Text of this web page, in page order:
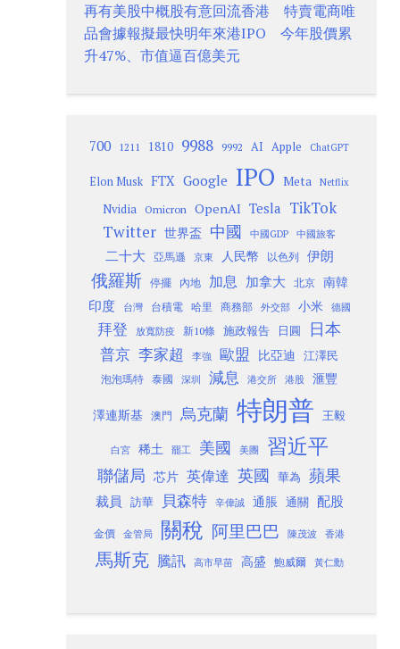
再有美股中概股有意回流香港 特賣電商唯
品會據報擬最快明年來港IPO 今年股價累
升47%、市值逼百億美元
700 1211 1810 9988 9992 AI Apple ChatGPT
Elon Musk FTX Google IPO Meta Netflix
Nvidia Omicron OpenAI Tesla TikTok
Twitter 世界盃 中國 中國GDP 中國旅客
二十大 亞馬遜 京東 人民幣 以色列 伊朗
俄羅斯 停擺 內地 加息 加拿大 北京
南韓
印度
台灣 台積電 哈里 商務部 外交部 小米 德國
拜登 放寬防疫 新10條 施政報告 日圓 日本
普京 李家超 李強 歐盟 比亞迪 江澤民
泡泡瑪特 泰國 深圳 減息 港交所 港股 滙豐
澤連斯基 澳門 烏克蘭 特朗普 王毅
白宮 稀土 罷工 美國 美團 習近平
聯儲局 芯片 英偉達 英國 華為 蘋果
裁員 訪華 貝森特 辛偉誠 通脹 通關 配股
金價 金管局 關稅 阿里巴巴 陳茂波 香港
馬斯克 騰訊 高市早苗 高盛 鮑威爾 黃仁勳